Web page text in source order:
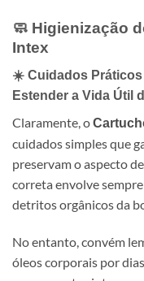
🧼 Higienização
Intex
☀️ Cuidados Práticos
Estender a Vida Útil
Claramente, o
cuidados simples que
preservam o aspecto
correta envolve
detritos orgânicos da
No entanto, convém
óleos corporais por